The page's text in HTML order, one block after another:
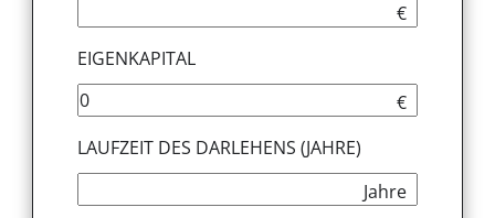
€
EIGENKAPITAL
€
LAUFZEIT DES DARLEHENS (JAHRE)
Jahre